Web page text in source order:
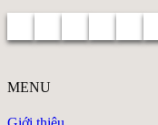
MENU